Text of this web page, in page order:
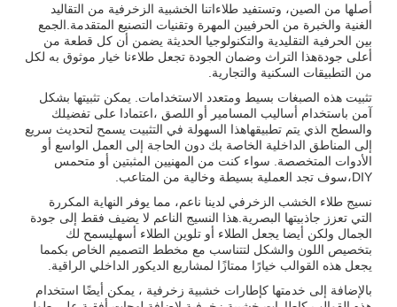
أصلها من الصين، وتستفيد طلاءاتنا الخشبية الزخرفية من التقاليد
الغنية والخبرة من الحرفيين المهرة وتقنيات التصنيع المتقدمة.الجمع
بين الحرفية التقليدية والتكنولوجيا الحديثة يضمن أن كل قطعة من
أعلى جودةهذا التراث وضمان الجودة تجعل طلاءنا خيار موثوق به لكل
من التطبيقات السكنية والتجارية.
تثبيت هذه الصبغات بسيط ومتعدد الاستخدامات. يمكن تثبيتها بشكل
آمن باستخدام أساليب المسامير أو اللصق ،اعتمادا على تفضيلك
والسطح الذي يتم تطبيقهاهذا السهولة في التثبيت يسمح لتحديث سريع
إلى المناطق الداخلية الخاصة بك دون الحاجة إلى العمل الواسع أو
الأدوات المتخصصة. سواء كنت من المهنيين المثبتين أو متحمس
DIY،سوف تجد العملية بسيطة وخالية من المتاعب.
نسيج طلاء الخشب الزخرفي لدينا ناعم، مما يوفر النهاية المكررة
التي تعزز جاذبيتها البصرية.هذا النسيج الناعم لا يضيف فقط إلى جودة
الجمال ولكن أيضا يجعل الطلاء أو تلوين الطلاء أسهليسمح لك
بتخصيص اللون والشكل لتتناسب مع مخطط التصميم الخاص بكمما
يجعل هذه القوالب خيارًا ممتازًا لمشاريع الديكور الداخلي الراقية.
بالإضافة إلى خدمتها كإطارات خشبية زخرفية ، يمكن أيضًا استخدام